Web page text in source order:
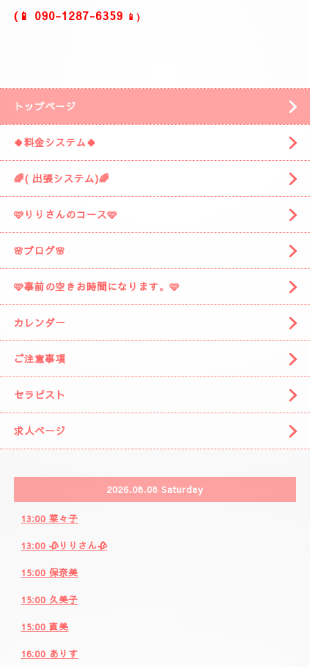
安倍川駅の方に進みますと
左側に広い駐車場がありますそこの１９番に
お車を停めてください。
着きましたら お電話お願いしますね。
スタッフがお出迎えに伺います。
トップページ
🍀料金システム🍀
🌈( 出張システム)🌈
🩷りりさんのコース🩷
🌸ブログ🌸
🩷事前の空きお時間になります。🩷
ご注意事項
セラピスト